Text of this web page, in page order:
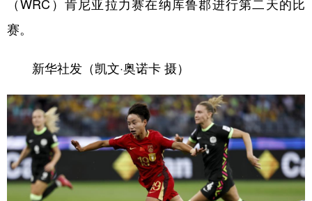
（WRC）肯尼亚拉力赛在纳库鲁郡进行第二天的比
赛。
新华社发（凯文·奥诺卡 摄）